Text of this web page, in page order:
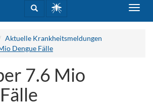
Aktuelle Krankheitsmeldungen
Dengue Fälle
7.6 Mio